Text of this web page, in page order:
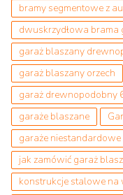
bramy segmentowe z
dwuskrzydłowa brama
garaż blaszany
garaż blaszany orzech
garaż drewnopodobny
garaże blaszane
garaże niestandardowe
jak zamówić garaż
konstrukcje stalowe na